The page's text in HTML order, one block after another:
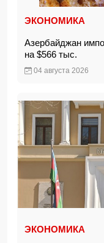
ЭКОНОМИКА
Азербайджан
на $566 тыс.
04 августа 2026
ЭКОНОМИКА